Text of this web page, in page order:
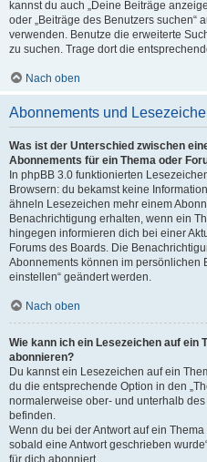
kannst du auch „Deine Beiträge
oder „Beiträge des Benutzers suchen“
verwenden. Benutze die erweiterte
zu suchen. Trage dort die
Nach oben
Abonnements und
Was ist der Unterschied zwischen
Abonnements für ein Thema oder
In phpBB 3.0 funktionierten
Browsern: du bekamst keine
ähneln Lesezeichen mehr einem
Benachrichtigung erhalten, wenn ein
hingegen informieren dich bei einer
Forums des Boards. Die
Abonnements können im persönlichen
einstellen“ geändert werden.
Nach oben
Wie kann ich ein Lesezeichen auf ein
abonnieren?
Du kannst ein Lesezeichen auf ein
du die entsprechende Option in den
normalerweise ober- und unterhalb
befinden.
Wenn du bei der Antwort auf ein
sobald eine Antwort geschrieben
für dich abonniert.